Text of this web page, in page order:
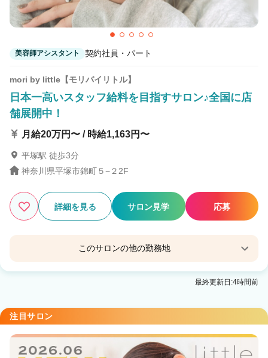
美容師アシスタント 契約社員・パート
mori by little【モリバイリトル】
日本一高いスタッフ給料を目指すサロン♪全国に店
舗展開中！
月給20万円〜 / 時給1,163円〜
平塚駅 徒歩3分
神奈川県平塚市錦町５−２2F
詳細を見る サロン見学 応募
このサロンの他の勤務地
Familia by little 平塚【ファミリア バイ リトル】
最終更新日:4時間前
注目サロン